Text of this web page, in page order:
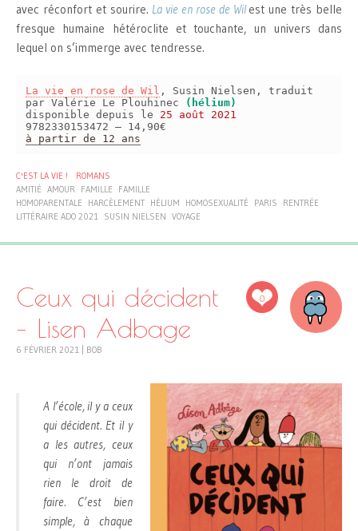
avec réconfort et sourire. La vie en rose de Wilest une très belle
fresque humaine hétéroclite et touchante, un univers dans
lequel on s’immerge avec tendresse.
La vie en rose de Wil , Susin Nielsen, traduit
par Valérie Le Plouhinec
(hélium)
disponible depuis le 25 août 2021
9782330153472 – 14,90€
à partir de 12 ans
C'EST LA VIE !
ROMANS
AMITIÉ AMOUR FAMILLE
FAMILLE
HOMOPARENTALE
HARCÈLEMENT HÉLIUM HOMOSEXUALITÉ PARIS
RENTRÉE
LITTÉRAIRE ADO 2021 SUSIN NIELSEN VOYAGE
0
Ceux qui décident
– Lisen Adbage
6 FÉVRIER 2021 BOB
A l’école, il y a ceux
qui décident. Et il y
a les autres, ceux
qui n’ont jamais
rien le droit de
faire. C’est bien
simple, à chaque